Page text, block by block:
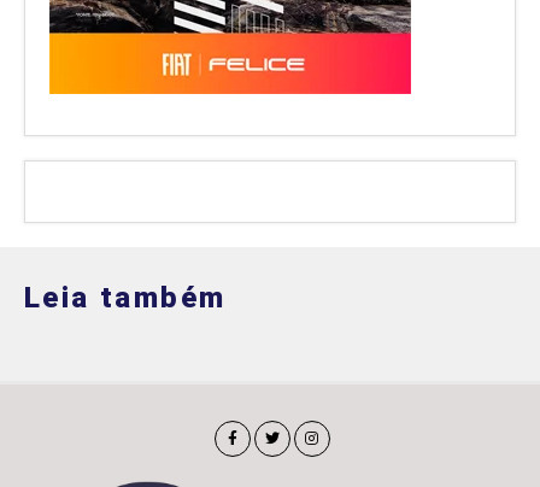
Leia também